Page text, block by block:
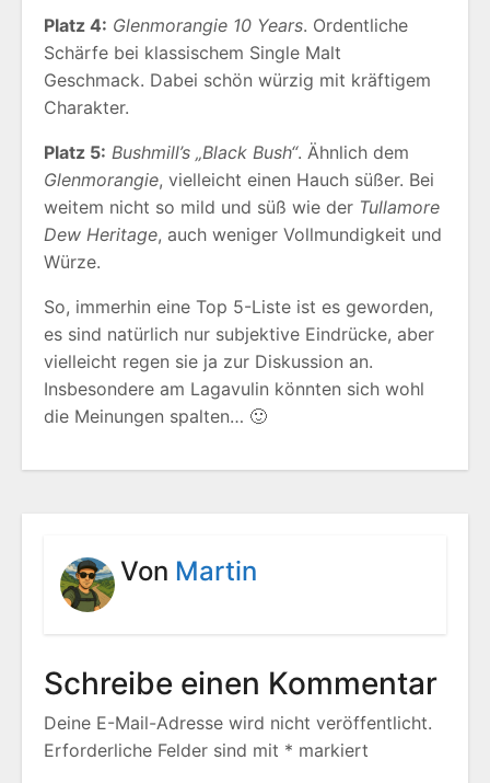
Platz 4: Glenmorangie 10 Years. Ordentliche
Schärfe bei klassischem Single Malt
Geschmack. Dabei schön würzig mit kräftigem
Charakter.
Platz 5: Bushmill’s „Black Bush“. Ähnlich dem
Glenmorangie, vielleicht einen Hauch süßer. Bei
weitem nicht so mild und süß wie der Tullamore
Dew Heritage, auch weniger Vollmundigkeit und
Würze.
So, immerhin eine Top 5-Liste ist es geworden,
es sind natürlich nur subjektive Eindrücke, aber
vielleicht regen sie ja zur Diskussion an.
Insbesondere am Lagavulin könnten sich wohl
die Meinungen spalten… 🙂
Von Martin
Schreibe einen Kommentar
Deine E-Mail-Adresse wird nicht veröffentlicht.
Erforderliche Felder sind mit * markiert